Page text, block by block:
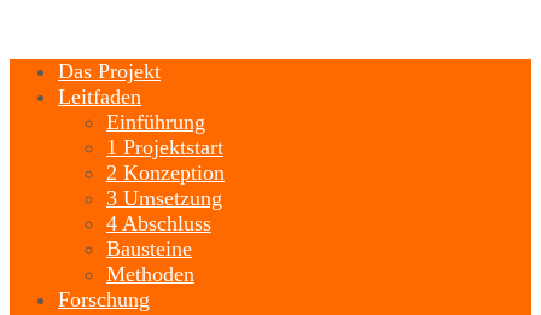
Das Projekt
Leitfaden
Einführung
1 Projektstart
2 Konzeption
3 Umsetzung
4 Abschluss
Bausteine
Methoden
Forschung